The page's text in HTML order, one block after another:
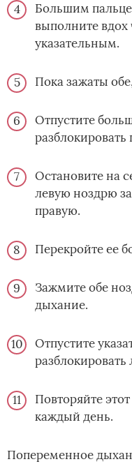
Большим
выполните вдох
указательным.
Пока зажаты
Отпустите
Остановите на
левую ноздрю
правую.
Перекройте ее
Зажмите обе
дыхание.
Отпустите
Повторяйте
каждый день.
Попеременное